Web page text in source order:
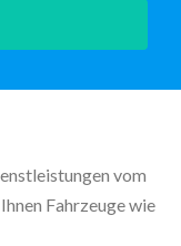
vom
Fahrzeuge wie